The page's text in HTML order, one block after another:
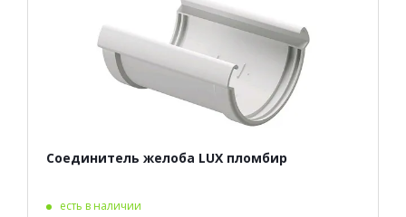
Соединитель желоба LUX пломбир
есть в наличии